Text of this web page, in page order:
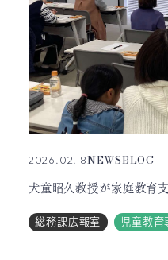
2026.02.18NEWSBLOG
犬童昭久教授が家庭教育
総務課広報室 児童教育